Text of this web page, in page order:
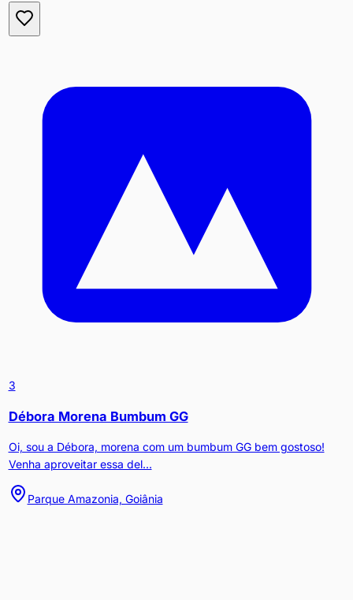
3
Débora Morena Bumbum GG
Oi, sou a Débora, morena com um bumbum GG bem gostoso!
Venha aproveitar essa del...
Parque Amazonia, Goiânia